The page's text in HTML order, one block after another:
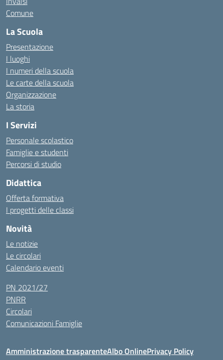
Comune
La Scuola
Presentazione
I luoghi
I numeri della scuola
Le carte della scuola
Organizzazione
La storia
I Servizi
Personale scolastico
Famiglie e studenti
Percorsi di studio
Didattica
Offerta formativa
I progetti delle classi
Novità
Le notizie
Le circolari
Calendario eventi
PN 2021/27
PNRR
Circolari
Comunicazioni Famiglie
Amministrazione trasparenteAlbo OnlinePrivacy Policy